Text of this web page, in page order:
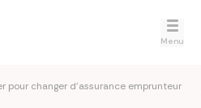
Menu
pour changer d'assurance emprunteur